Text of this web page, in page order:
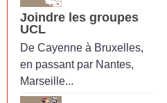
Joindre les groupes
UCL
De Cayenne à Bruxelles,
en passant par Nantes,
Marseille...